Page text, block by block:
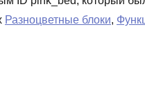
Разноцветные блоки,